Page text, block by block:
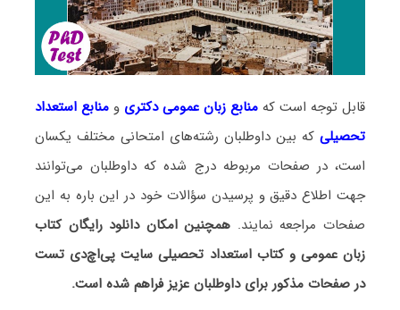
قابل توجه است که منابع زبان عمومی دکتری و منابع استعداد
تحصیلیکه بین داوطلبان رشته‌های امتحانی مختلف یکسان
است، در صفحات مربوطه درج شده که داوطلبان می‌توانند
جهت اطلاع دقیق و پرسیدن سؤالات خود در این باره به این
صفحات مراجعه نمایند. همچنین امکان دانلود رایگان کتاب
زبان عمومی و کتاب استعداد تحصیلی سایت پی‌اچ‌دی تست
در صفحات مذکور برای داوطلبان عزیز فراهم شده است.